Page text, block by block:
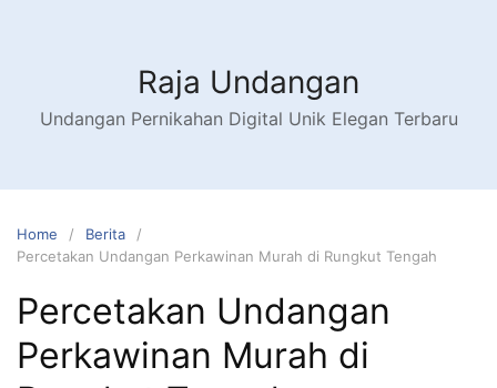
Raja Undangan
Undangan Pernikahan Digital Unik Elegan Terbaru
Home
Berita
Percetakan Undangan Perkawinan Murah di Rungkut Tengah
Percetakan Undangan
Perkawinan Murah di